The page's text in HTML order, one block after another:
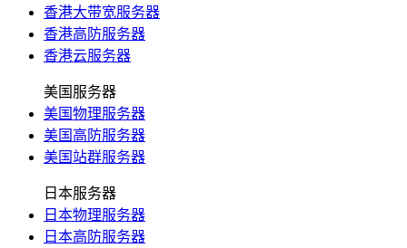
香港大带宽服务器
香港高防服务器
香港云服务器
美国服务器
美国物理服务器
美国高防服务器
美国站群服务器
日本服务器
日本物理服务器
日本高防服务器